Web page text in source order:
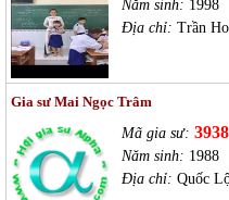
Năm sinh: 1998
Địa chỉ: Trần
Gia sư Mai Ngọc Trâm
Mã gia sư:
Năm sinh: 1988
Địa chỉ: Quốc